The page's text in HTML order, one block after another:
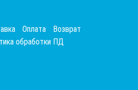
Оплата
Возврат
обработки ПД